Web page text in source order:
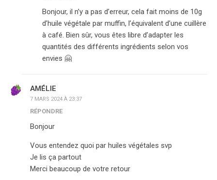
Bonjour, il n’y a pas d’erreur, cela fait moins de 10g
d’huile végétale par muffin, l’équivalent d’une cuillère
à café. Bien sûr, vous êtes libre d’adapter les
quantités des différents ingrédients selon vos
envies 🤗
AMÉLIE
7 MARS 2024 À 23:37
RÉPONDRE
Bonjour
Vous entendez quoi par huiles végétales svp
Je lis ça partout
Merci beaucoup de votre retour